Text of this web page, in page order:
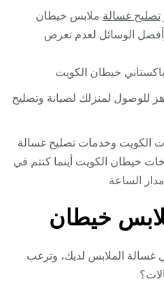
تصليح غسالة ملابس خيطان
الوسائل لعدم تعرض
خيطان الكويت
للوصول لمنزلك لصيانة وتصليح
الكويت وخدمات تصليح غسالة
خيطان الكويت أينما كنتم في
الساعة
خيطان
الملابس لديك، وترغب